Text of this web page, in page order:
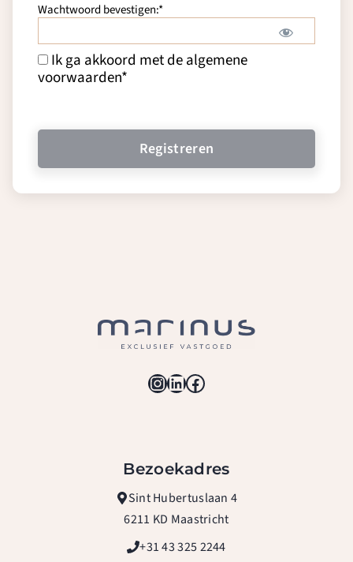
Wachtwoord bevestigen:*
Ik ga akkoord met de algemene
voorwaarden*
Geen waarde
Instagram
LinkedIn
Facebook
Bezoekadres
Sint Hubertuslaan 4
6211 KD Maastricht
+31 43 325 2244